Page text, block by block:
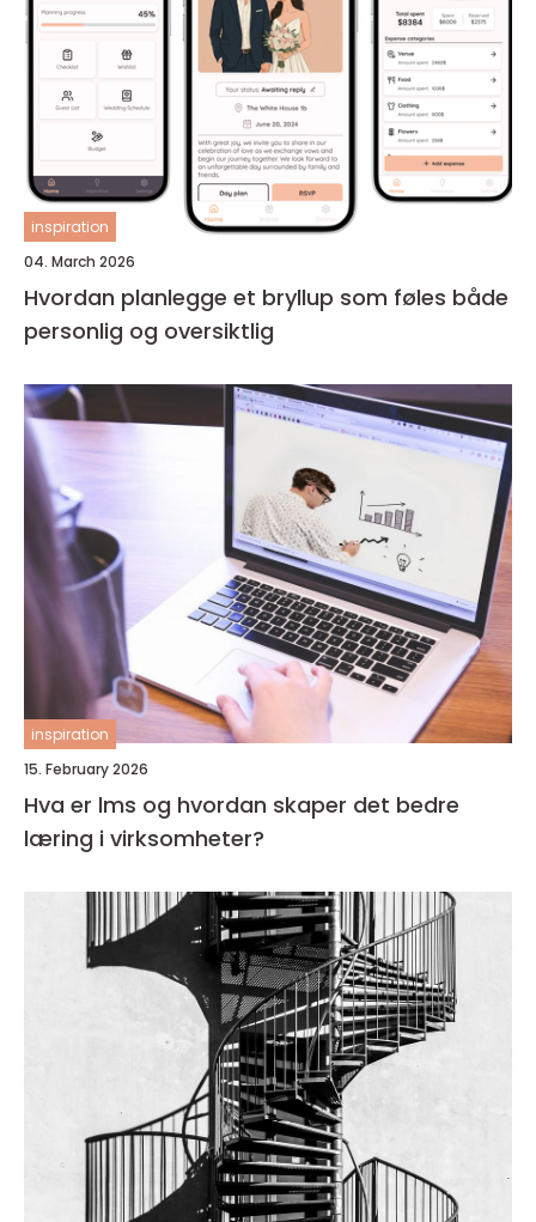
inspiration
04. March 2026
Hvordan planlegge et bryllup som føles både
personlig og oversiktlig
inspiration
15. February 2026
Hva er lms og hvordan skaper det bedre
læring i virksomheter?